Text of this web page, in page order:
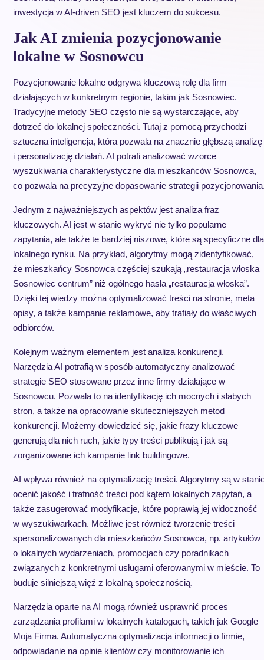
inwestycja w AI-driven SEO jest kluczem do sukcesu.
Jak AI zmienia pozycjonowanie
lokalne w Sosnowcu
Pozycjonowanie lokalne odgrywa kluczową rolę dla firm
działających w konkretnym regionie, takim jak Sosnowiec.
Tradycyjne metody SEO często nie są wystarczające, aby
dotrzeć do lokalnej społeczności. Tutaj z pomocą przychodzi
sztuczna inteligencja, która pozwala na znacznie głębszą analizę
i personalizację działań. AI potrafi analizować wzorce
wyszukiwania charakterystyczne dla mieszkańców Sosnowca,
co pozwala na precyzyjne dopasowanie strategii
Jednym z najważniejszych aspektów jest analiza fraz
kluczowych. AI jest w stanie wykryć nie tylko popularne
zapytania, ale także te bardziej niszowe, które są specyficzne dla
lokalnego rynku. Na przykład, algorytmy mogą zidentyfikować,
że mieszkańcy Sosnowca częściej szukają „restauracja włoska
Sosnowiec centrum” niż ogólnego hasła „restauracja włoska”.
Dzięki tej wiedzy można optymalizować treści na stronie, meta
opisy, a także kampanie reklamowe, aby trafiały do właściwych
odbiorców.
Kolejnym ważnym elementem jest analiza konkurencji.
Narzędzia AI potrafią w sposób automatyczny analizować
strategie SEO stosowane przez inne firmy działające w
Sosnowcu. Pozwala to na identyfikację ich mocnych i słabych
stron, a także na opracowanie skuteczniejszych metod
konkurencji. Możemy dowiedzieć się, jakie frazy kluczowe
generują dla nich ruch, jakie typy treści publikują i jak są
zorganizowane ich kampanie link buildingowe.
AI wpływa również na optymalizację treści. Algorytmy są w
ocenić jakość i trafność treści pod kątem lokalnych zapytań, a
także zasugerować modyfikacje, które poprawią jej widoczność
w wyszukiwarkach. Możliwe jest również tworzenie treści
spersonalizowanych dla mieszkańców Sosnowca, np. artykułów
o lokalnych wydarzeniach, promocjach czy poradnikach
związanych z konkretnymi usługami oferowanymi w mieście. To
buduje silniejszą więź z lokalną społecznością.
Narzędzia oparte na AI mogą również usprawnić proces
zarządzania profilami w lokalnych katalogach, takich jak Google
Moja Firma. Automatyczna optymalizacja informacji o firmie,
odpowiadanie na opinie klientów czy monitorowanie ich